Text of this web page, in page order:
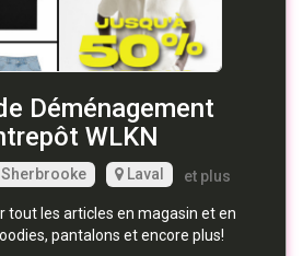
Déménagement
WLKN
Sherbrooke Laval et plus
tout les articles en magasin et en
pantalons et encore plus!